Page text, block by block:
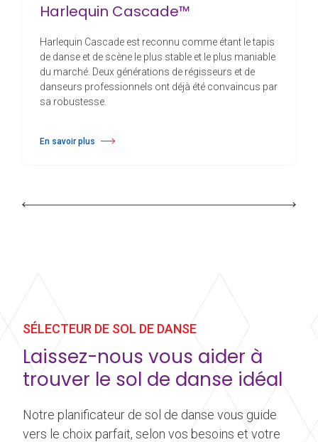
Harlequin Cascade™
Harlequin Cascade est reconnu comme étant le tapis
de danse et de scène le plus stable et le plus maniable
du marché. Deux générations de régisseurs et de
danseurs professionnels ont déjà été convaincus par
sa robustesse.
En savoir plus
à propos Harlequin Cascade™
SÉLECTEUR DE SOL DE DANSE
Laissez-nous vous aider à
trouver le sol de danse idéal
Notre planificateur de sol de danse vous guide
vers le choix parfait, selon vos besoins et votre